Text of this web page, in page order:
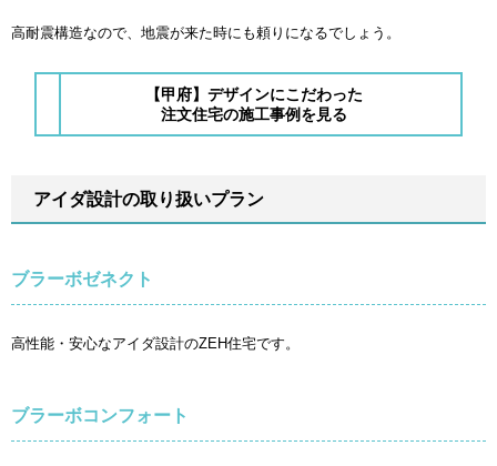
高耐震構造なので、地震が来た時にも頼りになるでしょう。
【甲府】デザインにこだわった
注文住宅の施工事例を見る
アイダ設計の取り扱いプラン
ブラーボゼネクト
高性能・安心なアイダ設計のZEH住宅です。
ブラーボコンフォート